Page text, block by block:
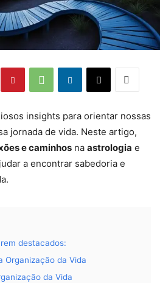
insights para orientar nossas
jornada de vida. Neste artigo,
e caminhos na astrologia e
a encontrar sabedoria e
destacados:
Organização da Vida
da Vida